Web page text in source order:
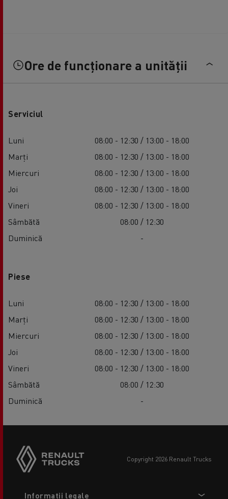
Ore de funcționare a unității
Serviciul
Luni
08:00 - 12:30 / 13:00 - 18:00
Marți
08:00 - 12:30 / 13:00 - 18:00
Miercuri
08:00 - 12:30 / 13:00 - 18:00
Joi
08:00 - 12:30 / 13:00 - 18:00
Vineri
08:00 - 12:30 / 13:00 - 18:00
Sâmbătă
08:00 / 12:30
Duminică
-
Piese
Luni
08:00 - 12:30 / 13:00 - 18:00
Marți
08:00 - 12:30 / 13:00 - 18:00
Miercuri
08:00 - 12:30 / 13:00 - 18:00
Joi
08:00 - 12:30 / 13:00 - 18:00
Vineri
08:00 - 12:30 / 13:00 - 18:00
Sâmbătă
08:00 / 12:30
Duminică
-
copyright 2026 Renault Trucks
Informații legale